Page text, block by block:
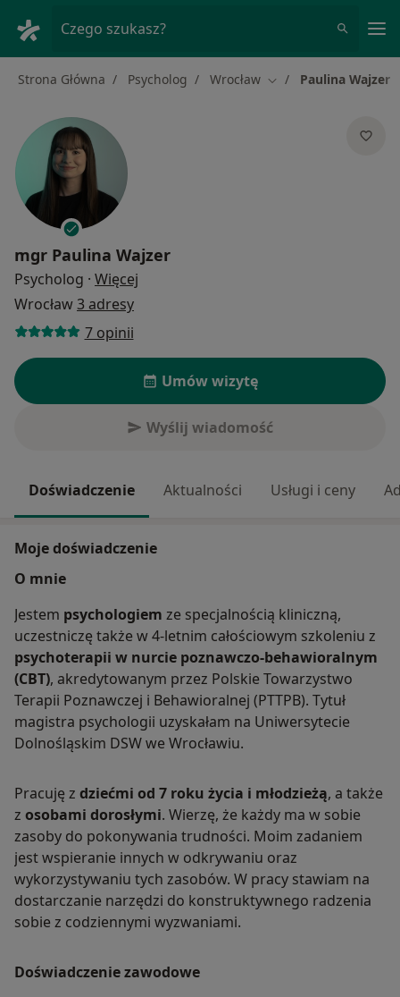
Czego szukasz?
Strona Główna Psycholog Wrocław Zmień miasto
Paulina Wajzer
mgr Paulina Wajzer
Psycholog · Więcej
Wrocław3 adresy
7 opinii
Umów wizytę
Wyślij wiadomość
Doświadczenie Aktualności Usługi i ceny
Moje doświadczenie
O mnie
Jestem psychologiem ze specjalnością kliniczną,
uczestniczę także w 4-letnim całościowym szkoleniu z
psychoterapii w nurcie poznawczo-behawioralnym
(CBT), akredytowanym przez Polskie Towarzystwo
Terapii Poznawczej i Behawioralnej (PTTPB). Tytuł
magistra psychologii uzyskałam na Uniwersytecie
Dolnośląskim DSW we Wrocławiu.
Pracuję z dziećmi od 7 roku życia i młodzieżą, a także
z osobami dorosłymi. Wierzę, że każdy ma w sobie
zasoby do pokonywania trudności. Moim zadaniem
jest wspieranie innych w odkrywaniu oraz
wykorzystywaniu tych zasobów. W pracy stawiam na
dostarczanie narzędzi do konstruktywnego radzenia
sobie z codziennymi wyzwaniami.
Doświadczenie zawodowe